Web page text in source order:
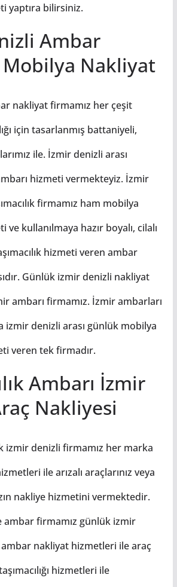
yaptıra bilirsiniz.
Ambar
Nakliyat
nakliyat firmamız her çeşit
için tasarlanmış battaniyeli,
ile. İzmir denizli arası
hizmeti vermekteyiz. İzmir
firmamız ham mobilya
ve kullanılmaya hazır boyalı, cilalı
hizmeti veren ambar
Günlük izmir denizli nakliyat
ambarı firmamız. İzmir ambarları
izmir denizli arası günlük mobilya
veren tek firmadır.
Ambarı İzmir
Nakliyesi
izmir denizli firmamız her marka
ile arızalı araçlarınız veya
nakliye hizmetini vermektedir.
ambar firmamız günlük izmir
ambar nakliyat hizmetleri ile araç
hizmetleri ile